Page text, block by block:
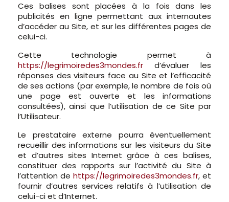
Ces balises sont placées à la fois dans les
publicités en ligne permettant aux internautes
d’accéder au Site, et sur les différentes pages de
celui-ci.
Cette technologie permet à
https://legrimoiredes3mondes.fr d’évaluer les
réponses des visiteurs face au Site et l’efficacité
de ses actions (par exemple, le nombre de fois où
une page est ouverte et les informations
consultées), ainsi que l’utilisation de ce Site par
l’Utilisateur.
Le prestataire externe pourra éventuellement
recueillir des informations sur les visiteurs du Site
et d’autres sites Internet grâce à ces balises,
constituer des rapports sur l’activité du Site à
l’attention de https://legrimoiredes3mondes.fr, et
fournir d’autres services relatifs à l’utilisation de
celui-ci et d’Internet.